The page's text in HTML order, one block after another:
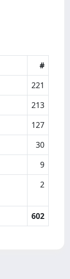
#
221
213
127
30
9
2
602